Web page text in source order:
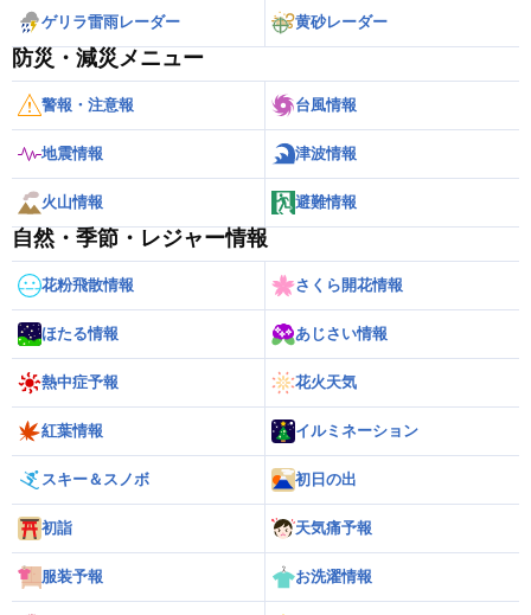
ゲリラ雷雨レーダー 黄砂レーダー
防災・減災メニュー
警報・注意報 台風情報
地震情報 津波情報
火山情報 避難情報
自然・季節・レジャー情報
花粉飛散情報 さくら開花情報
ほたる情報 あじさい情報
熱中症予報 花火天気
紅葉情報 イルミネーション
スキー＆スノボ 初日の出
初詣 天気痛予報
服装予報 お洗濯情報